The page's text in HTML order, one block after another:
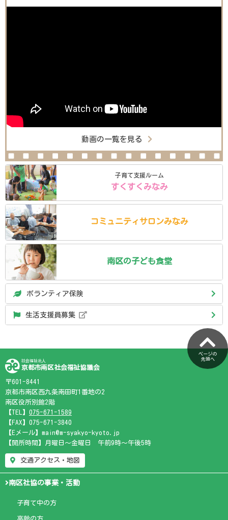
動画の一覧を見る
子育て支援ルーム
すくすくみなみ
コミュニティ サロンみなみ
南区の子ども食堂
ボランティア保険
生活支援員募集
ページの
先頭へ
社会福祉法人
京都市南区社会福祉協議会
〒601-8441
京都市南区西九条南田町1番地の2
南区役所別館2階
【TEL】 075-671-1589
【FAX】075-671-3840
【Eメール】main@m-syakyo-kyoto.jp
【開所時間】月曜日～金曜日 午前9時～午後5時
交通アクセス・地図
南区社協の事業・活動
子育て中の方